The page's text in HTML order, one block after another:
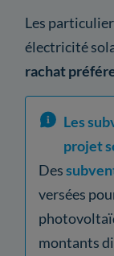
Les
électricité
rachat
Les
projet
Des
versées
montants